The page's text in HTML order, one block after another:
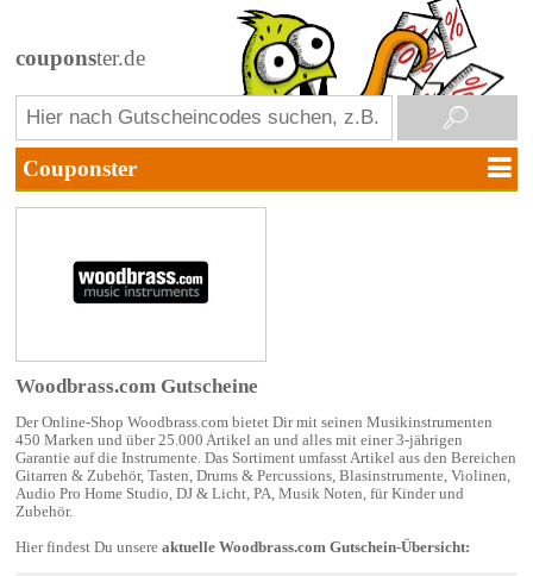
couponster.de
Woodbrass.com Gutscheine
Der Online-Shop Woodbrass.com bietet Dir mit seinen Musikinstrumenten
450 Marken und über 25.000 Artikel an und alles mit einer 3-jährigen
Garantie auf die Instrumente. Das Sortiment umfasst Artikel aus den Bereichen
Gitarren & Zubehör, Tasten, Drums & Percussions, Blasinstrumente, Violinen,
Audio Pro Home Studio, DJ & Licht, PA, Musik Noten, für Kinder und
Zubehör.
Hier findest Du unsere aktuelle Woodbrass.com Gutschein-Übersicht: